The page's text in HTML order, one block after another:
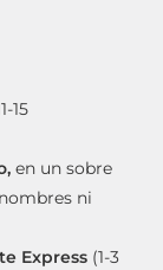
15
en un sobre
ni
Express (1-3